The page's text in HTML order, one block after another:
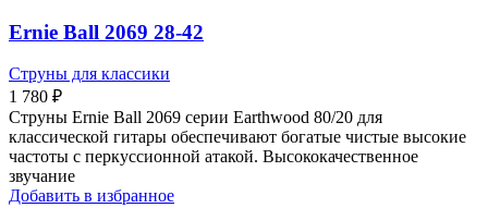
Ernie Ball 2069 28-42
Струны для классики
1 780 ₽
Струны Ernie Ball 2069 серии Earthwood 80/20 для
классической гитары обеспечивают богатые чистые высокие
частоты с перкуссионной атакой. Высококачественное
звучание
Добавить в избранное